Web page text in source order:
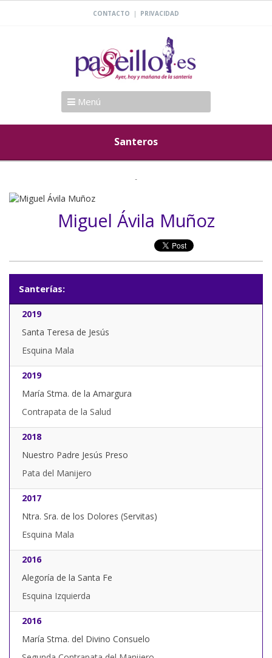
CONTACTO | PRIVACIDAD
Menú
Santeros
Miguel Ávila Muñoz
Santerías:
2019
Santa Teresa de Jesús
Esquina Mala
2019
María Stma. de la Amargura
Contrapata de la Salud
2018
Nuestro Padre Jesús Preso
Pata del Manijero
2017
Ntra. Sra. de los Dolores (Servitas)
Esquina Mala
2016
Alegoría de la Santa Fe
Esquina Izquierda
2016
María Stma. del Divino Consuelo